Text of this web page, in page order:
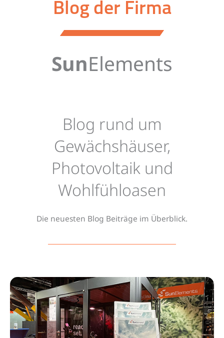
Blog der Firma
SunElements
Blog rund um
Gewächshäuser,
Photovoltaik und
Wohlfühloasen
Die neuesten Blog Beiträge im Überblick.